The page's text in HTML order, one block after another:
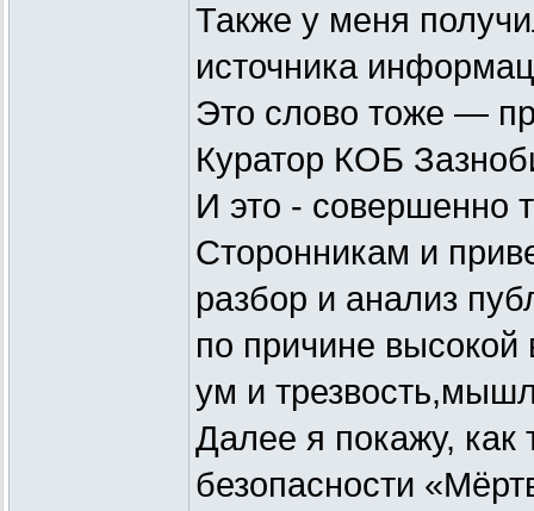
Также у меня
источника
Это слово тоже —
Куратор КОБ
И это - совершенно
Сторонникам и
разбор и анализ
по причине высокой
ум и
Далее я покажу,
безопасности